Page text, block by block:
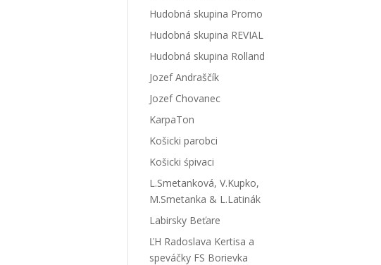
Hudobná skupina Promo
Hudobná skupina REVIAL
Hudobná skupina Rolland
Jozef Andraščík
Jozef Chovanec
KarpaTon
Košicki parobci
Košicki śpivaci
L.Smetanková, V.Kupko,
M.Smetanka & L.Latinák
Labirsky Beťare
ĽH Radoslava Kertisa a
speváčky FS Borievka